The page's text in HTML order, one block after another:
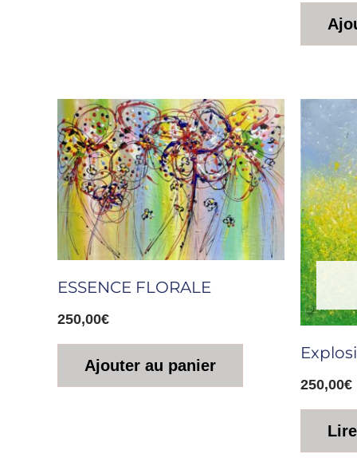
ESSENCE FLORALE
250,00€
Ajouter au panier
250,00€